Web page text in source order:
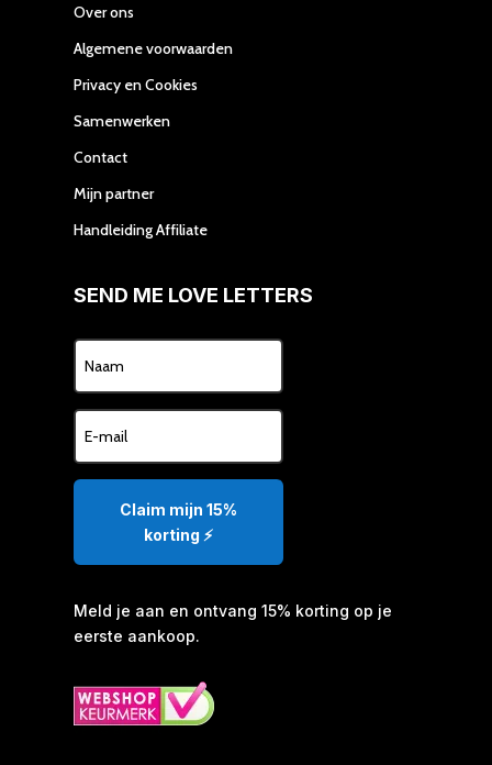
Over ons
Algemene voorwaarden
Privacy en Cookies
Samenwerken
Contact
Mijn partner
Handleiding Affiliate
SEND ME LOVE LETTERS
Claim mijn 15%
korting ⚡️
Meld je aan en ontvang 15% korting op je
eerste aankoop.